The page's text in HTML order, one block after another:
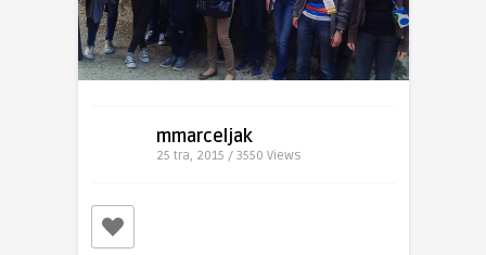
mmarceljak
25 tra, 2015 / 3550 Views